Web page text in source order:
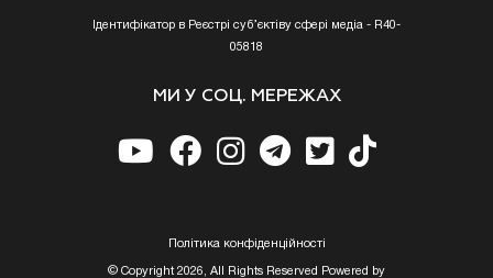
Ідентифікатор в Реєстрі суб’єктіву сфері медіа - R40-
05818
МИ У СОЦ. МЕРЕЖАХ
Полiтика конфiденцiйностi
© Copyright 2026, All Rights Reserved Powered by